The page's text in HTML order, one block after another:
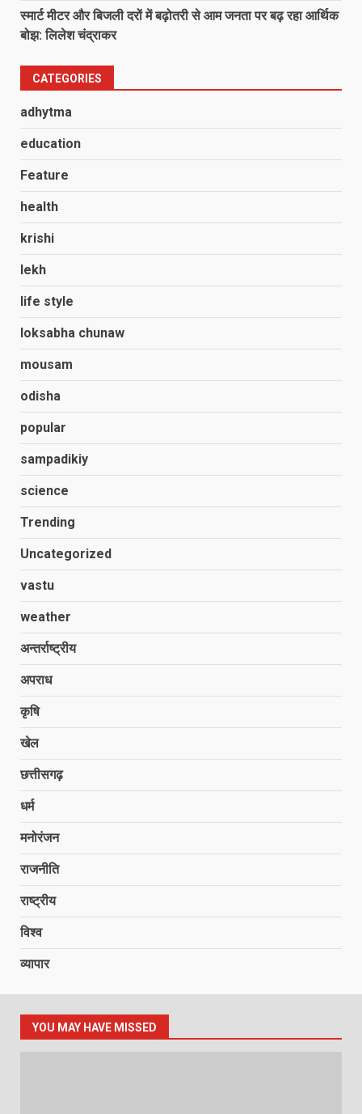
स्मार्ट मीटर और बिजली दरों में बढ़ोतरी से आम जनता पर बढ़ रहा आर्थिक
बोझ: लिलेश चंद्राकर
CATEGORIES
adhytma
education
Feature
health
krishi
lekh
life style
loksabha chunaw
mousam
odisha
popular
sampadikiy
science
Trending
Uncategorized
vastu
weather
अन्तर्राष्ट्रीय
अपराध
कृषि
खेल
छत्तीसगढ़
धर्म
मनोरंजन
राजनीति
राष्ट्रीय
विश्व
व्यापार
YOU MAY HAVE MISSED